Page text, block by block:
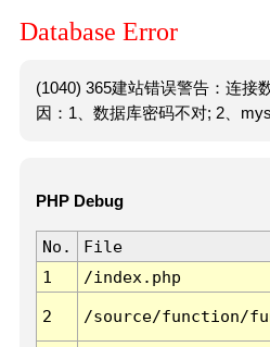
Database Error
(1040) 365建站错误警告：连接
因：1、数据库密码不对; 2、
PHP Debug
No. File
1
/index.php
2 /source/function/